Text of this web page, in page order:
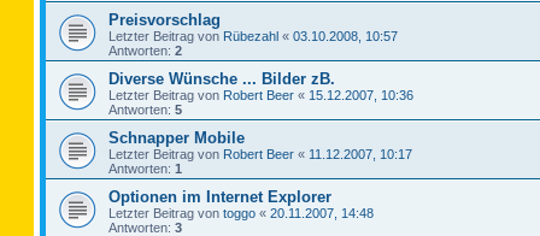
Preisvorschlag
Letzter Beitrag von Rübezahl « 03.10.2008, 10:57
Antworten: 2
Diverse Wünsche ... Bilder zB.
Letzter Beitrag von Robert Beer « 15.12.2007, 10:36
Antworten: 5
Schnapper Mobile
Letzter Beitrag von Robert Beer « 11.12.2007, 10:17
Antworten: 1
Optionen im Internet Explorer
Letzter Beitrag von toggo « 20.11.2007, 14:48
Antworten: 3